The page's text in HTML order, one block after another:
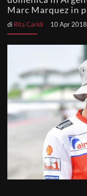
Marc Marquez in
di Rita Caridi 10 Apr